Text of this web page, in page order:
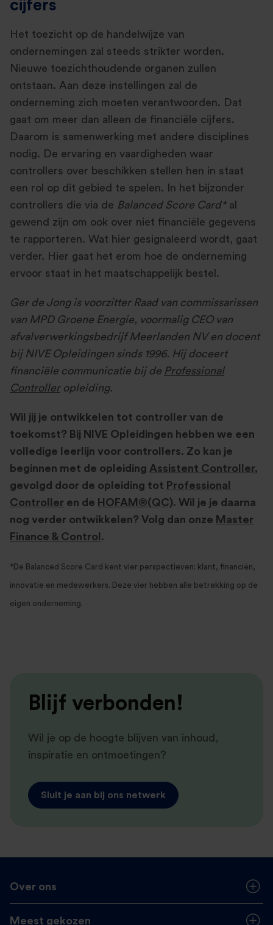
cijfers
Het toezicht op de handelwijze van
ondernemingen zal steeds strikter worden.
Nieuwe toezichthoudende organen zullen
ontstaan. Aan deze instellingen zal de
onderneming zich moeten verantwoorden. Dat
gaat om meer dan alleen de financiële cijfers.
Daarom is samenwerking met andere disciplines
nodig. De ervaring en vaardigheden waar
controllers over beschikken stellen hen in staat
een rol op dit gebied te spelen. In het bijzonder
controllers die via de Balanced Score Card*al
gewend zijn om ook over niet financiële gegevens
te rapporteren. Wat hier gesignaleerd wordt, gaat
verder. Hier gaat het erom hoe de onderneming
ervoor staat in het maatschappelijk bestel.
Ger de Jong is voorzitter Raad van commissarissen
van MPD Groene Energie, voormalig CEO van
afvalverwerkingsbedrijf Meerlanden NV en docent
bij NIVE Opleidingen sinds 1996. Hij doceert
financiële communicatie bij de Professional
Controlleropleiding.
Wil jij je ontwikkelen tot controller van de
toekomst? Bij NIVE Opleidingen hebben we een
volledige leerlijn voor controllers. Zo kan je
beginnen met de opleiding Assistent Controller,
gevolgd door de opleiding tot Professional
Controller en de HOFAM®(QC). Wil je je daarna
nog verder ontwikkelen? Volg dan onze Master
Finance & Control .
*De Balanced Score Card kent vier perspectieven: klant, financiën,
innovatie en medewerkers. Deze vier hebben alle betrekking op de
eigen onderneming.
Blijf verbonden!
Wil je op de hoogte blijven van inhoud,
inspiratie en ontmoetingen?
Sluit je aan bij ons netwerk
Over ons
Meest gekozen